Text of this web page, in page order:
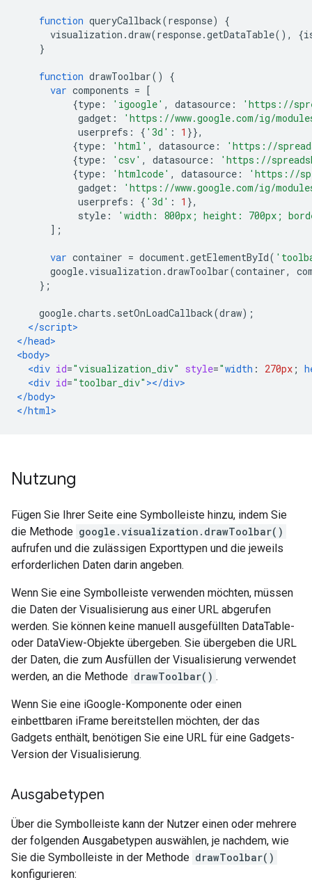
function queryCallback(response)
{
visualization .draw(response.getDataTable(), {
}
function drawToolbar()
{
var components = [
{type : 'igoogle' , datasource :
'https://
gadget :
'https://www.google.com/ig/
userprefs : { '3d' : 1 }},
{type : 'html' , datasource :
'https://
{type : 'csv' , datasource :
'https://
{type : 'htmlcode' , datasource :
'https://
gadget :
'https://www.google.com/ig/
userprefs : { '3d' : 1 },
style :
'width: 800px; height: 700px;
];
var container = document.getElementById(
google.visualization .drawToolbar(container,
};
google.charts . setOnLoadCallback(draw);
</script>
</head>
<body>
<div id="visualization_div" style="width : 270px ;
<div id="toolbar_div" ></div>
</body>
</html>
Nutzung
Fügen Sie Ihrer Seite eine Symbolleiste hinzu, indem Sie
die Methode google.visualization.drawToolbar()
aufrufen und die zulässigen Exporttypen und die jeweils
erforderlichen Daten darin angeben.
Wenn Sie eine Symbolleiste verwenden möchten, müssen
die Daten der Visualisierung aus einer URL abgerufen
werden. Sie können keine manuell ausgefüllten DataTable-
oder DataView-Objekte übergeben. Sie übergeben die URL
der Daten, die zum Ausfüllen der Visualisierung verwendet
werden, an die Methode drawToolbar() .
Wenn Sie eine iGoogle-Komponente oder einen
einbettbaren iFrame bereitstellen möchten, der das
Gadgets enthält, benötigen Sie eine URL für eine Gadgets-
Version der Visualisierung.
Ausgabetypen
Über die Symbolleiste kann der Nutzer einen oder mehrere
der folgenden Ausgabetypen auswählen, je nachdem, wie
Sie die Symbolleiste in der Methode drawToolbar()
konfigurieren: